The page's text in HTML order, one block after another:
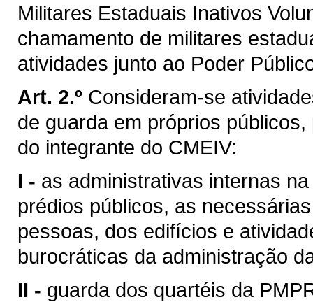
Militares Estaduais Inativos
chamamento de militares
atividades junto ao Poder
Art. 2.º Consideram-se
de guarda em próprios
do integrante do CMEIV:
I - as administrativas internas
prédios públicos, as
pessoas, dos edifícios e
burocráticas da administração
II - guarda dos quartéis da